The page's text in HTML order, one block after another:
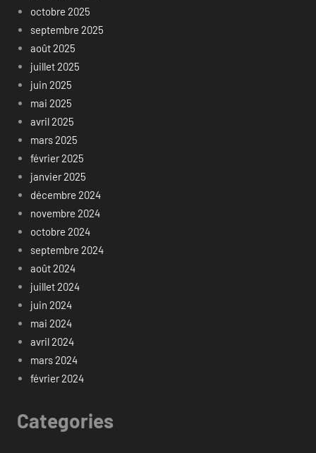
octobre 2025
septembre 2025
août 2025
juillet 2025
juin 2025
mai 2025
avril 2025
mars 2025
février 2025
janvier 2025
décembre 2024
novembre 2024
octobre 2024
septembre 2024
août 2024
juillet 2024
juin 2024
mai 2024
avril 2024
mars 2024
février 2024
Categories